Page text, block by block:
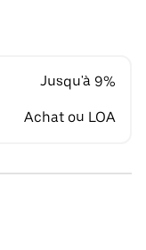
Jusqu'à 9%
Achat ou LOA